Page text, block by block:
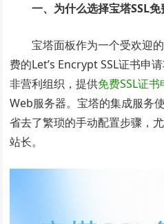
一、为什么选择宝塔SSL
宝塔面板作为一个受欢迎
费的Let’s Encrypt SSL证书申
非营利组织，提供免费SSL证书
Web服务器。宝塔的集成服务
省去了繁琐的手动配置步骤，
站长。